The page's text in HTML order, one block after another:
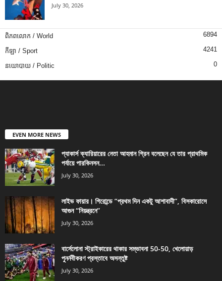
July 30, 2026
ពិភពលោក / World 6894
កីឡា / Sport 4241
នយោបាយ / Politic 0
EVEN MORE NEWS
প্যাকার্স ক্যারিয়ারের নেতা আহমান গ্রিন বলেছেন যে তার প্রাথমিক
পর্যায়ে পারকিনসন...
July 30, 2026
লাইভ ফায়ার। গিরোন্ডে “প্রথম দিন একটু আশাবাদী”, বিসকারোসে
আগুন “নিয়ন্ত্রনে”
July 30, 2026
বার্সেলোনা স্ট্রাইকারের থাকার সম্ভাবনা 50-50, খেলোয়াড়
পুনর্নবীকরণ প্রস্তাবে অসন্তুষ্ট
July 30, 2026